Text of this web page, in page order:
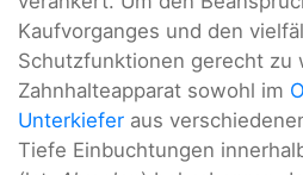
Kaufvorganges und den
Schutzfunktionen gerecht zu
Zahnhalteapparat sowohl im
Unterkiefer aus
Tiefe Einbuchtungen